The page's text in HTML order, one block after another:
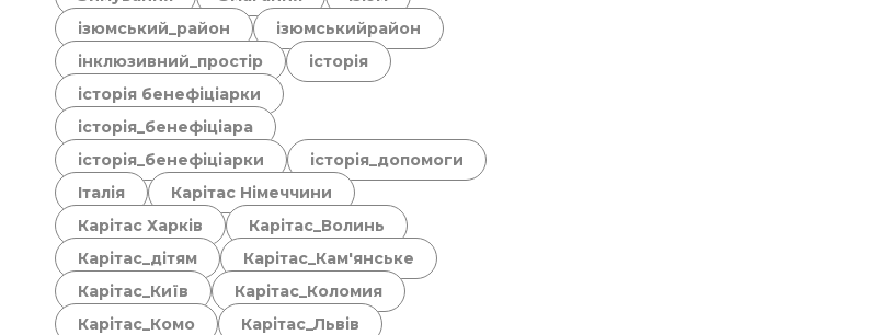
ізюмський_район
ізюмськийрайон
інклюзивний_простір
історія
історія бенефіціарки
історія_бенефіціара
історія_бенефіціарки
історія_допомоги
Італія
Карітас Німеччини
Карітас Харків
Карітас_Волинь
Карітас_дітям
Карітас_Кам'янське
Карітас_Київ
Карітас_Коломия
Карітас_Комо
Карітас_Львів